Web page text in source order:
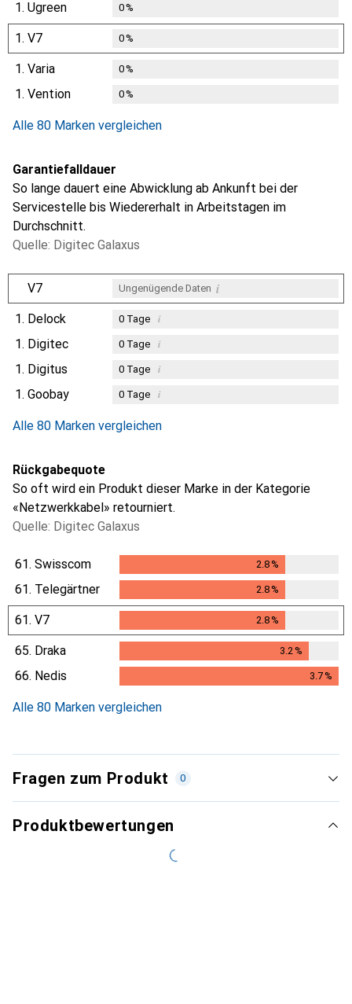
1. Ugreen 0%
1. V7 0%
1. Varia 0%
1. Vention 0%
Alle 80 Marken vergleichen
Garantiefalldauer
So lange dauert eine Abwicklung ab Ankunft bei der
Servicestelle bis Wiedererhalt in Arbeitstagen im
Durchschnitt.
Quelle: Digitec Galaxus
V7 Ungenügende Daten i
1. Delock 0Tage i
1. Digitec 0Tage i
1. Digitus 0Tage i
1. Goobay 0Tage i
Alle 80 Marken vergleichen
Rückgabequote
So oft wird ein Produkt dieser Marke in der Kategorie
«Netzwerkkabel» retourniert.
Quelle: Digitec Galaxus
61. Swisscom 2.8%
61. Telegärtner 2.8%
61. V7 2.8%
65. Draka 3.2%
3.2%
66. Nedis 3.7%
Alle 80 Marken vergleichen
Fragen zum Produkt 0
Produktbewertungen